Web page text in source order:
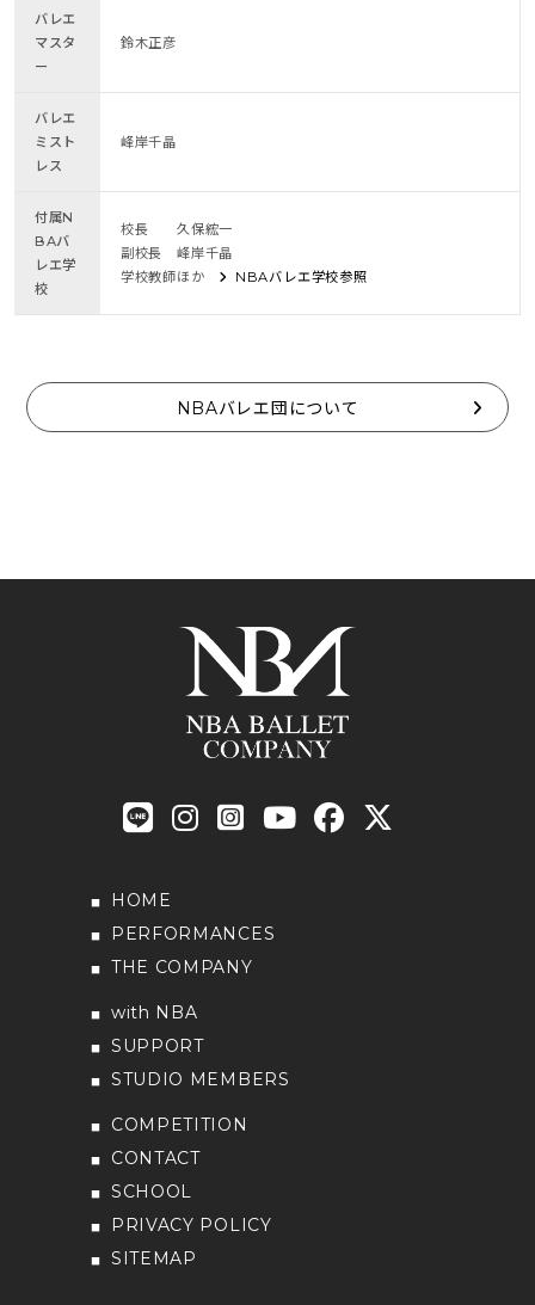
バレエ
マスタ
ー
鈴木正彦
バレエ
ミスト
レス
峰岸千晶
付属N
BAバ
レエ学
校
校長 久保綋一
副校長 峰岸千晶
学校教師ほか
NBAバレエ学校参照
NBAバレエ団について
HOME
PERFORMANCES
THE COMPANY
with NBA
SUPPORT
STUDIO MEMBERS
COMPETITION
CONTACT
SCHOOL
PRIVACY POLICY
SITEMAP